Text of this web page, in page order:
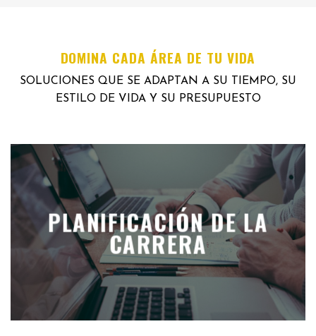
DOMINA CADA ÁREA DE TU VIDA
SOLUCIONES QUE SE ADAPTAN A SU TIEMPO, SU
ESTILO DE VIDA Y SU PRESUPUESTO
PLANIFICACIÓN DE LA
CARRERA